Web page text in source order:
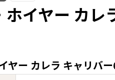
ホイヤー カ
ヤー カレラ キャリバ